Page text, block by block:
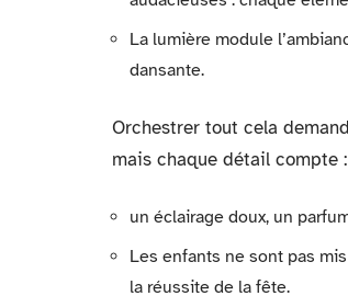
La lumière module
dansante.
Orchestrer tout cela
mais chaque détail compte :
un éclairage doux, un
Les enfants ne sont pas
la réussite de la fête.